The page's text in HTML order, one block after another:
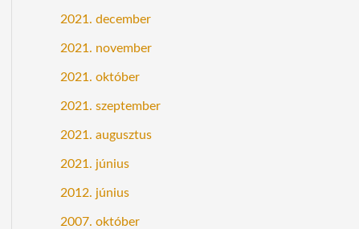
2021. december
2021. november
2021. október
2021. szeptember
2021. augusztus
2021. június
2012. június
2007. október